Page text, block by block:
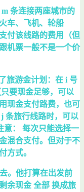
条连接两座城市的
车、飞机、轮船
付该线路的费用（但
机票一般不是一个价
旅游金计划：在 i 号
要现金足够，可以
现金支付路费，也可
条旅行线路时，可以
意： 每次只能选择一
混合支付。但对于不
方式。
。他打算在出发前
余现金 全部 换成旅